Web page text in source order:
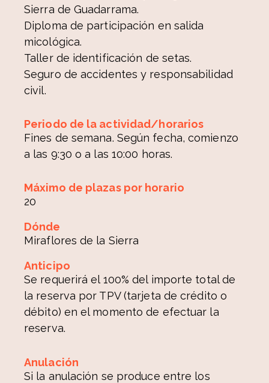
Sierra de Guadarrama.
Diploma de participación en salida
micológica.
Taller de identificación de setas.
Seguro de accidentes y responsabilidad
civil.
Periodo de la actividad/horarios
Fines de semana. Según fecha, comienzo
a las 9:30 o a las 10:00 horas.
Máximo de plazas por horario
20
Dónde
Miraflores de la Sierra
Anticipo
Se requerirá el 100% del importe total de
la reserva por TPV (tarjeta de crédito o
débito) en el momento de efectuar la
reserva.
Anulación
Si la anulación se produce entre los